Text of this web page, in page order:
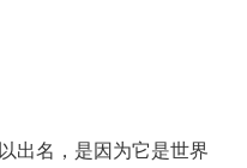
出名，是因为它是世界